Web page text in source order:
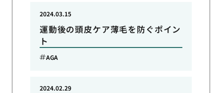
運動後の頭皮ケア薄毛を防ぐポイン
ト
2024.03.15
AGA
2024.02.29